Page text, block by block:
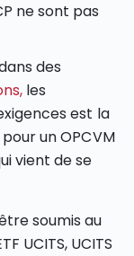
ne sont pas
des
les
est la
un OPCVM
vient de se
soumis au
UCITS, UCITS